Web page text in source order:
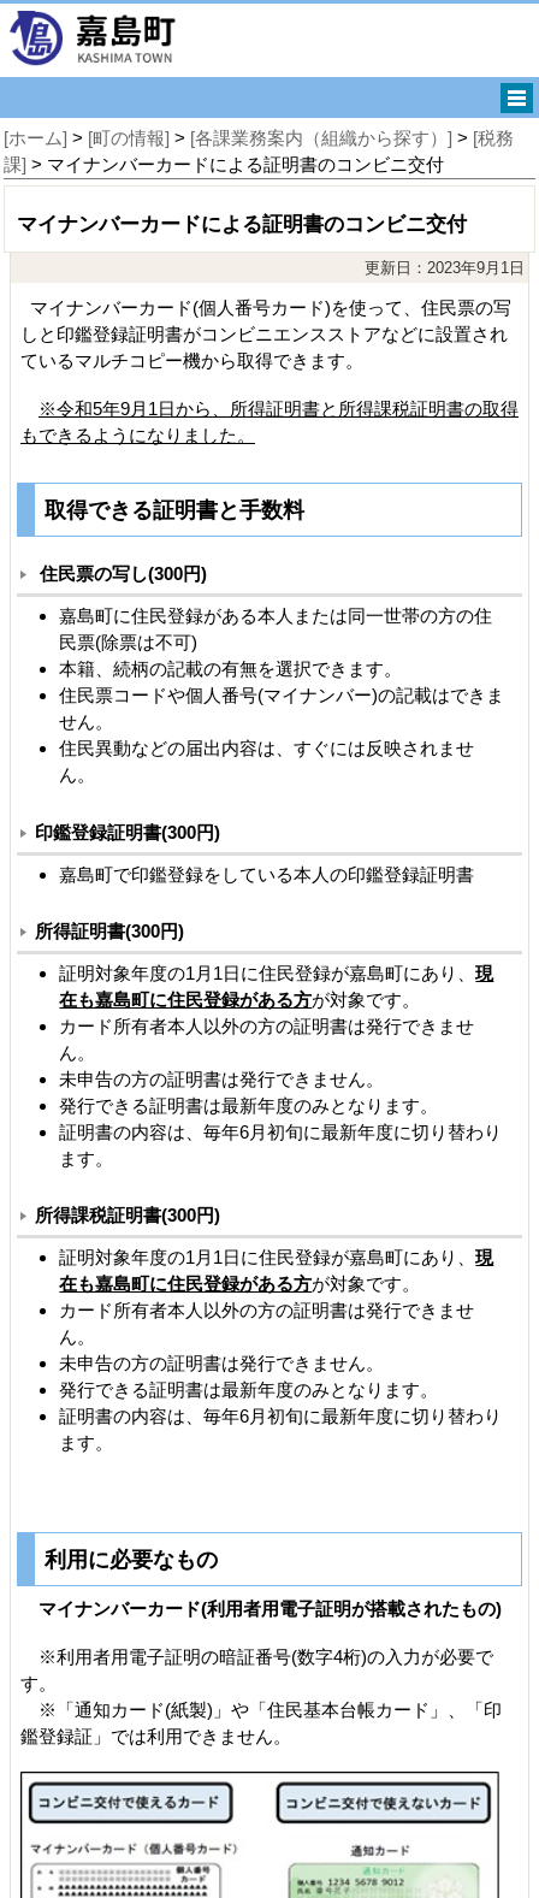
[ホーム] > [町の情報] > [各課業務案内（組織から探す）] > [税務
課] > マイナンバーカードによる証明書のコンビニ交付
マイナンバーカードによる証明書のコンビニ交付
更新日：2023年9月1日
マイナンバーカード(個人番号カード)を使って、住民票の写
しと印鑑登録証明書がコンビニエンスストアなどに設置され
ているマルチコピー機から取得できます。
※令和5年9月1日から、所得証明書と所得課税証明書の取得
もできるようになりました。
取得できる証明書と手数料
住民票の写し(300円)
嘉島町に住民登録がある本人または同一世帯の方の住
民票(除票は不可)
本籍、続柄の記載の有無を選択できます。
住民票コードや個人番号(マイナンバー)の記載はできま
せん。
住民異動などの届出内容は、すぐには反映されませ
ん。
印鑑登録証明書(300円)
嘉島町で印鑑登録をしている本人の印鑑登録証明書
所得証明書(300円)
証明対象年度の1月1日に住民登録が嘉島町にあり、現
在も嘉島町に住民登録がある方が対象です。
カード所有者本人以外の方の証明書は発行できませ
ん。
未申告の方の証明書は発行できません。
発行できる証明書は最新年度のみとなります。
証明書の内容は、毎年6月初旬に最新年度に切り替わり
ます。
所得課税証明書(300円)
証明対象年度の1月1日に住民登録が嘉島町にあり、現
在も嘉島町に住民登録がある方が対象です。
カード所有者本人以外の方の証明書は発行できませ
ん。
未申告の方の証明書は発行できません。
発行できる証明書は最新年度のみとなります。
証明書の内容は、毎年6月初旬に最新年度に切り替わり
ます。
利用に必要なもの
マイナンバーカード(利用者用電子証明が搭載されたもの)
※利用者用電子証明の暗証番号(数字4桁)の入力が必要で
す。
※「通知カード(紙製)」や「住民基本台帳カード」、「印
鑑登録証」では利用できません。